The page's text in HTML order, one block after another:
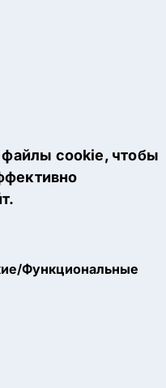
файлы cookie, чтобы
Функциональные